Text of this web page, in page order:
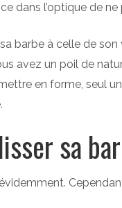
dans l’optique de
barbe à celle de
avez un poil de
en forme, seul
sa
évidemment.